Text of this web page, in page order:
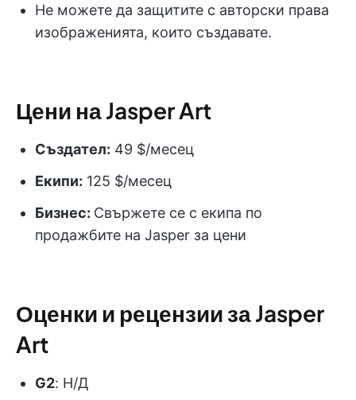
Не можете да защитите с авторски права
изображенията, които създавате.
Цени на Jasper Art
Създател: 49 $/месец
Екипи: 125 $/месец
Бизнес: Свържете се с екипа по
продажбите на Jasper за цени
Оценки и рецензии за Jasper
Art
G2: Н/Д